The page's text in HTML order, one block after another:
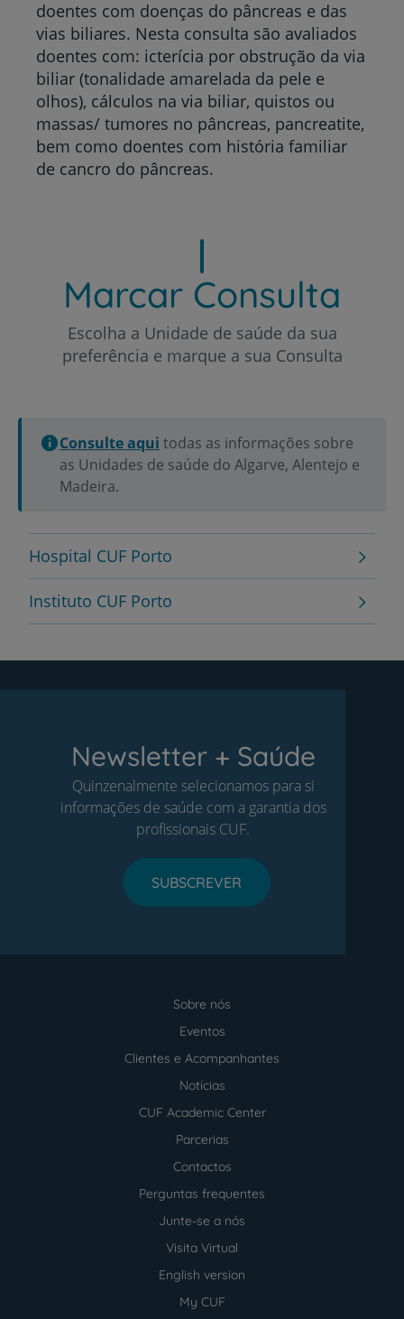
doentes com doenças do pâncreas e das
vias biliares. Nesta consulta são avaliados
doentes com: icterícia por obstrução da via
biliar (tonalidade amarelada da pele e
olhos), cálculos na via biliar, quistos ou
massas/ tumores no pâncreas, pancreatite,
bem como doentes com história familiar
de cancro do pâncreas.
Marcar Consulta
Escolha a Unidade de saúde da sua
preferência e marque a sua Consulta
Consulte aqui todas as informações sobre
as Unidades de saúde do Algarve, Alentejo e
Madeira.
Hospital CUF Porto
Instituto CUF Porto
Newsletter + Saúde
Quinzenalmente selecionamos para si
informações de saúde com a garantia dos
profissionais CUF.
SUBSCREVER
Sobre nós
Eventos
Clientes e Acompanhantes
Notícias
CUF Academic Center
Parcerias
Contactos
Perguntas frequentes
Junte-se a nós
Visita Virtual
English version
My CUF